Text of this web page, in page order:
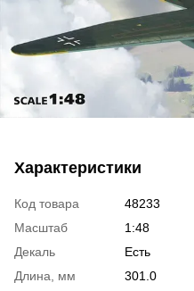
Характеристики
Код товара
48233
Масштаб
1:48
Декаль
Есть
Длина, мм
301.0